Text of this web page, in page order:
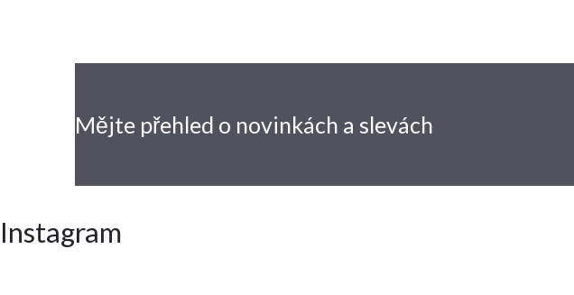
Mějte přehled o novinkách a slevách
Instagram